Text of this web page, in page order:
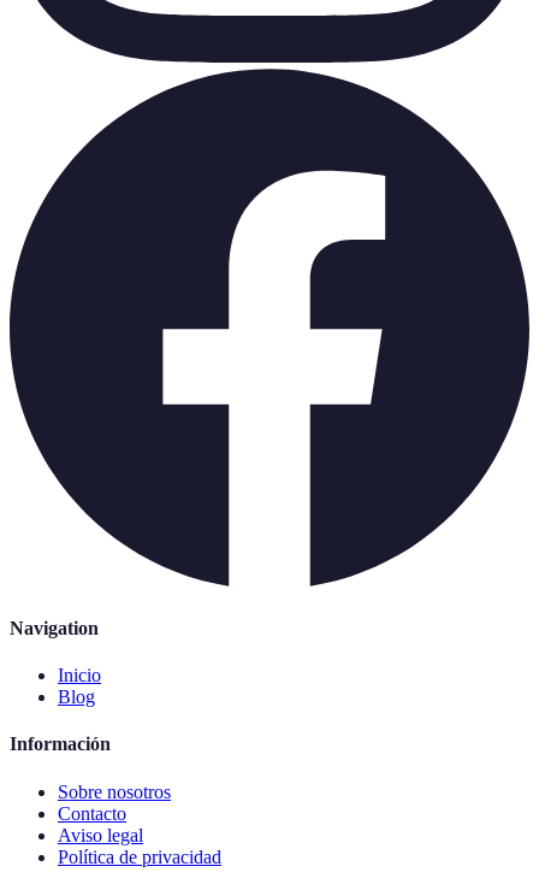
Navigation
Inicio
Blog
Información
Sobre nosotros
Contacto
Aviso legal
Política de privacidad